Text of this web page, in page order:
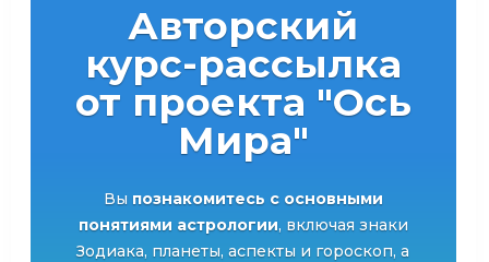
Авторский
курс-рассылка
от проекта "Ось
Мира"
Вы познакомитесь с основными
понятиями астрологии, включая знаки
Зодиака, планеты, аспекты и гороскоп, а